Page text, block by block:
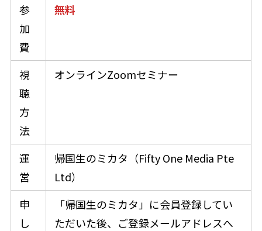
参
加
費
無料
視
聴
方
法
オンラインZoomセミナー
運
営
帰国生のミカタ（Fifty One Media Pte
Ltd）
申
し
「帰国生のミカタ」に会員登録してい
ただいた後、ご登録メールアドレスへ